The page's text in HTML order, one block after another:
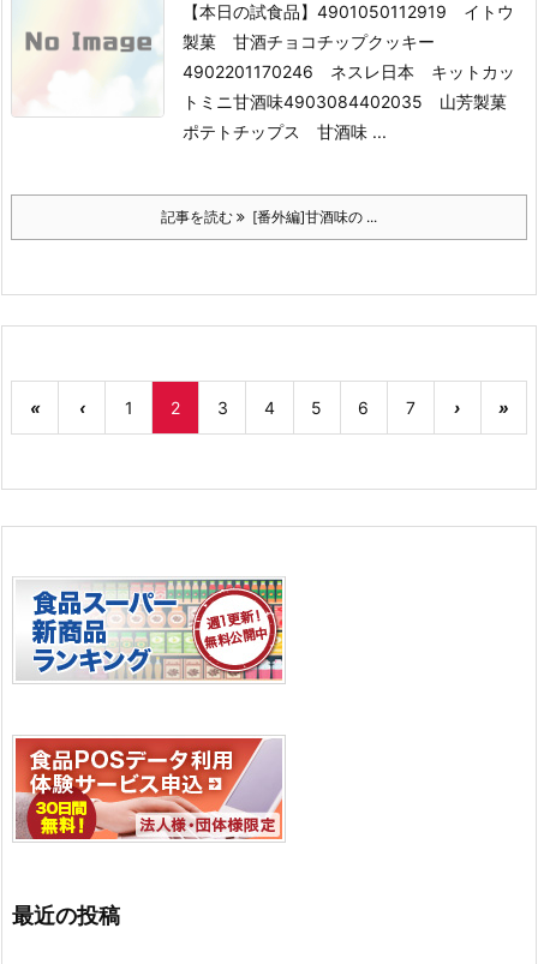
【本日の試食品】 4901050112919 イトウ
製菓 甘酒チョコチップクッキー
4902201170246 ネスレ日本 キットカッ
トミニ甘酒味4903084402035 山芳製菓
ポテトチップス 甘酒味 ...
記事を読む [番外編]甘酒味の ...
« ‹ 1 2 3 4 5 6 7 › »
最近の投稿